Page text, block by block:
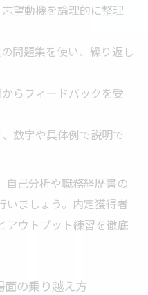
望動機を論理的に整理
問題集を使い、繰り返し
らフィードバックを受
数字や具体例で説明で
自己分析や職務経歴書の
いましょう。内定獲得者
アウトプット練習を徹底
面の乗り越え方